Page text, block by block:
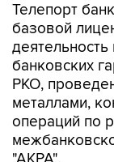
Телепорт
базовой
банковских
РКО,
металлами,
операций по